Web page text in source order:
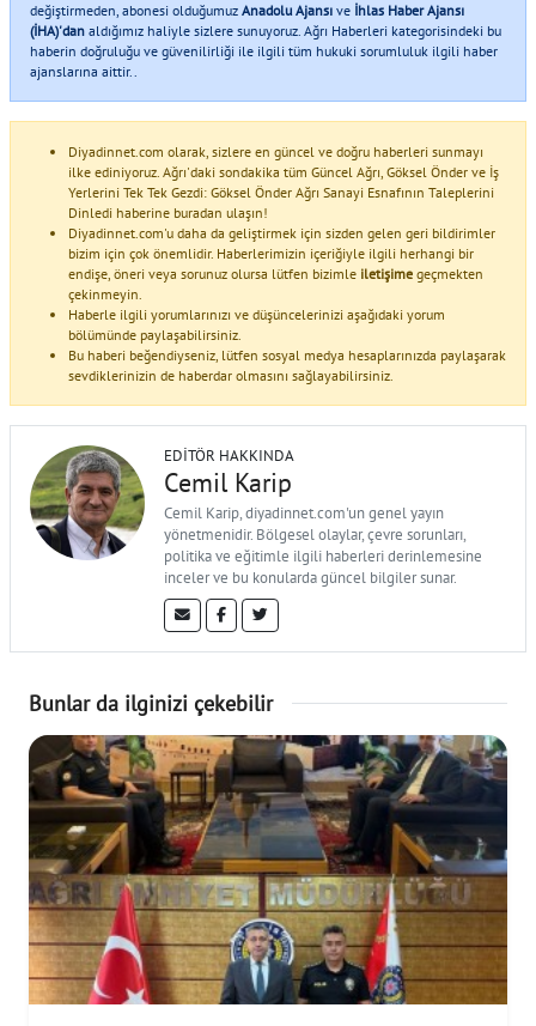
değiştirmeden, abonesi olduğumuz Anadolu Ajansı ve İhlas Haber Ajansı
(İHA)'dan aldığımız haliyle sizlere sunuyoruz. Ağrı Haberleri kategorisindeki bu
haberin doğruluğu ve güvenilirliği ile ilgili tüm hukuki sorumluluk ilgili haber
ajanslarına aittir..
Diyadinnet.com olarak, sizlere en güncel ve doğru haberleri sunmayı
ilke ediniyoruz. Ağrı'daki sondakika tüm Güncel Ağrı, Göksel Önder ve İş
Yerlerini Tek Tek Gezdi: Göksel Önder Ağrı Sanayi Esnafının Taleplerini
Dinledi haberine buradan ulaşın!
Diyadinnet.com'u daha da geliştirmek için sizden gelen geri bildirimler
bizim için çok önemlidir. Haberlerimizin içeriğiyle ilgili herhangi bir
endişe, öneri veya sorunuz olursa lütfen bizimle iletişime geçmekten
çekinmeyin.
Haberle ilgili yorumlarınızı ve düşüncelerinizi aşağıdaki yorum
bölümünde paylaşabilirsiniz.
Bu haberi beğendiyseniz, lütfen sosyal medya hesaplarınızda paylaşarak
sevdiklerinizin de haberdar olmasını sağlayabilirsiniz.
EDITÖR HAKKINDA
Cemil Karip
Cemil Karip, diyadinnet.com'un genel yayın
yönetmenidir. Bölgesel olaylar, çevre sorunları,
politika ve eğitimle ilgili haberleri derinlemesine
inceler ve bu konularda güncel bilgiler sunar.
Bunlar da ilginizi çekebilir